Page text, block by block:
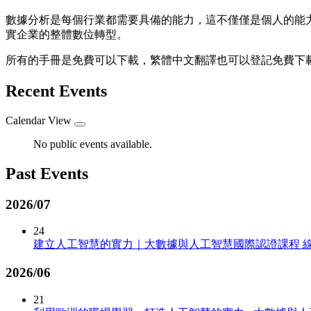
數據分析是每個行業都需要具備的能力，這不僅僅是個人的
實企業的整體數位轉型。
所有的手冊是免費可以下載，繁體中文翻譯也可以登記免費下
Recent Events
Calendar View
No public events available.
Past Events
2026/07
24
建立人工智慧的實力｜大數據與人工智慧國際認證課程
2026/06
21